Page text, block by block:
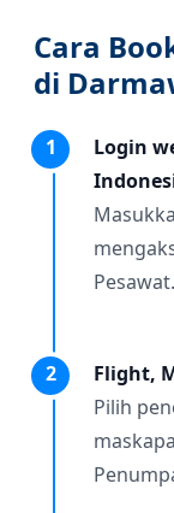
Cara
di
1
Login
Pesawat.
2
Flight,
Pilih